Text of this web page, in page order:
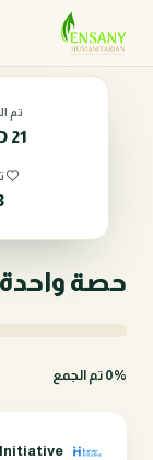
تم
21
حصة
0% تم الجمع
Initiative